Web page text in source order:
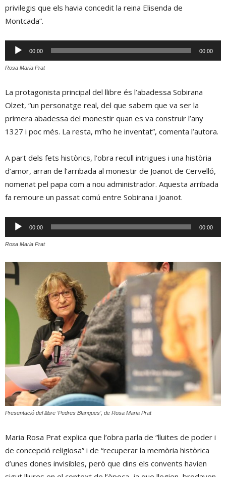
privilegis que els havia concedit la reina Elisenda de
Montcada”.
Reproductor
d'àudio
00:00 00:00
Rosa Maria Prat
La protagonista principal del llibre és l’abadessa Sobirana
Olzet, “un personatge real, del que sabem que va ser la
primera abadessa del monestir quan es va construir l’any
1327 i poc més. La resta, m’ho he inventat”, comenta l’autora.
A part dels fets històrics, l’obra recull intrigues i una història
d’amor, arran de l’arribada al monestir de Joanot de Cervelló,
nomenat pel papa com a nou administrador. Aquesta arribada
fa remoure un passat comú entre Sobirana i Joanot.
Reproductor
d'àudio
00:00 00:00
Rosa Maria Prat
Presentació del llibre ‘Pedres Blanques’, de Rosa Maria Prat
Maria Rosa Prat explica que l’obra parla de “lluites de poder i
de concepció religiosa” i de “recuperar la memòria històrica
d’unes dones invisibles, però que dins els convents havien